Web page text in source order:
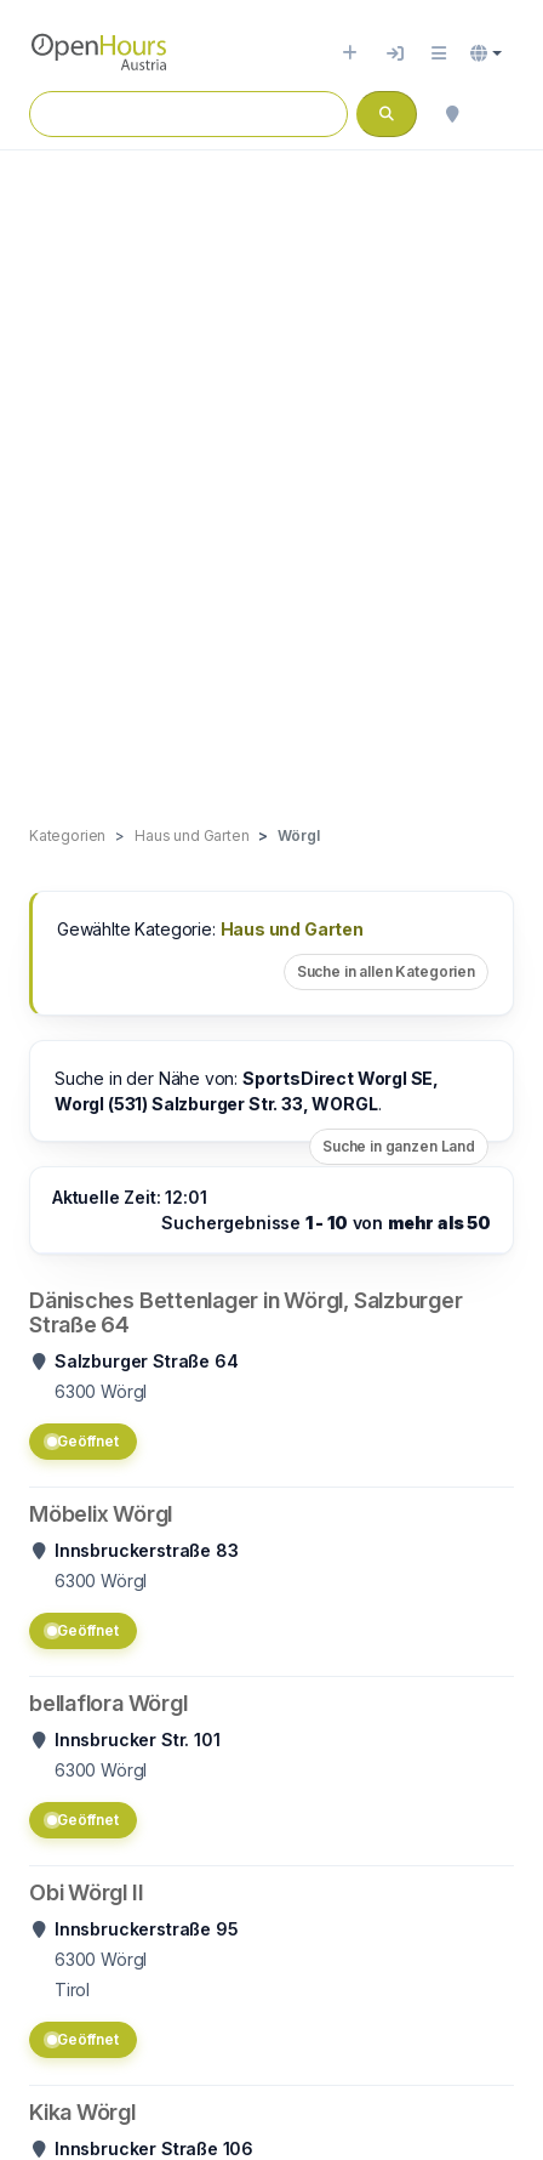
Kategorien Haus und Garten Wörgl
Gewählte Kategorie: Haus und Garten
Suche in allen Kategorien
Suche in der Nähe von: SportsDirect Worgl SE,
Worgl (531) Salzburger Str. 33, WORGL.
Suche in ganzen Land
Aktuelle Zeit: 12:01
Suchergebnisse 1 - 10 von mehr als 50
Dänisches Bettenlager in Wörgl, Salzburger
Straße 64
Salzburger Straße 64
6300 Wörgl
Geöffnet
Möbelix Wörgl
Innsbruckerstraße 83
6300 Wörgl
Geöffnet
bellaflora Wörgl
Innsbrucker Str. 101
6300 Wörgl
Geöffnet
Obi Wörgl II
Innsbruckerstraße 95
6300 Wörgl
Tirol
Geöffnet
Kika Wörgl
Innsbrucker Straße 106